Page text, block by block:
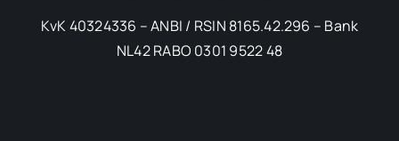
KvK 40324336 – ANBI / RSIN 8165.42.296 – Bank
NL42 RABO 0301 9522 48